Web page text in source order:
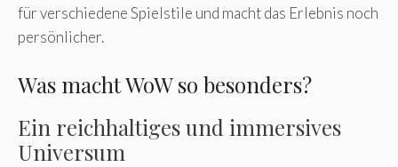
für verschiedene Spielstile und macht das Erlebnis noch
persönlicher.
Was macht WoW so besonders?
Ein reichhaltiges und immersives
Universum